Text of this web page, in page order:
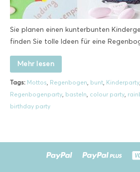
Sie planen einen kunterbunten
finden Sie tolle Ideen für eine
Mehr lesen
Tags: Mottos, Regenbogen, bunt, Kinderparty,
Regenbogenparty, basteln, colour party,
birthday party